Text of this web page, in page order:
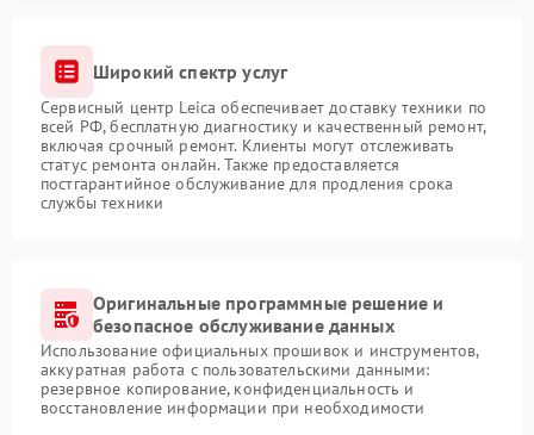
Широкий спектр услуг
Сервисный центр Leica обеспечивает доставку техники по
всей РФ, бесплатную диагностику и качественный ремонт,
включая срочный ремонт. Клиенты могут отслеживать
статус ремонта онлайн. Также предоставляется
постгарантийное обслуживание для продления срока
службы техники
Оригинальные программные решение и
безопасное обслуживание данных
Использование официальных прошивок и инструментов,
аккуратная работа с пользовательскими данными:
резервное копирование, конфиденциальность и
восстановление информации при необходимости